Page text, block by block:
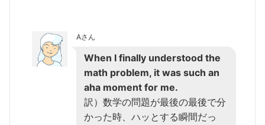
Aさん
When I finally understood the
math problem, it was such an
aha moment for me.
訳）数学の問題が最後の最後で分
かった時、ハッとする瞬間だっ